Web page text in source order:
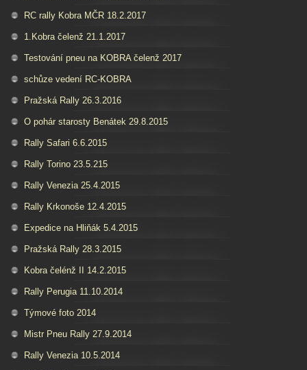
RC rally Kobra MČR 18.2.2017
1.Kobra čelenž 21.1.2017
Testování pneu na KOBRA čelenž 2017
schůze vedení RC-KOBRA
Pražská Rally 26.3.2016
O pohár starosty Benátek 29.8.2015
Rally Safari 6.6.2015
Rally Torino 23.5.215
Rally Venezia 25.4.2015
Rally Krkonoše 12.4.2015
Expedice na Hliňák 5.4.2015
Pražská Rally 28.3.2015
Kobra čelénž II 14.2.2015
Rally Perugia 11.10.2014
Týmové foto 2014
Mistr Pneu Rally 27.9.2014
Rally Venezia 10.5.2014